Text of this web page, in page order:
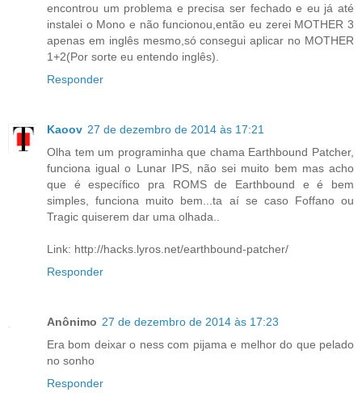
encontrou um problema e precisa ser fechado e eu já até
instalei o Mono e não funcionou,então eu zerei MOTHER 3
apenas em inglês mesmo,só consegui aplicar no MOTHER
1+2(Por sorte eu entendo inglês).
Responder
Kaoov 27 de dezembro de 2014 às 17:21
Olha tem um programinha que chama Earthbound Patcher,
funciona igual o Lunar IPS, não sei muito bem mas acho
que é específico pra ROMS de Earthbound e é bem
simples, funciona muito bem...ta aí se caso Foffano ou
Tragic quiserem dar uma olhada..
Link: http://hacks.lyros.net/earthbound-patcher/
Responder
Anônimo 27 de dezembro de 2014 às 17:23
Era bom deixar o ness com pijama e melhor do que pelado
no sonho
Responder